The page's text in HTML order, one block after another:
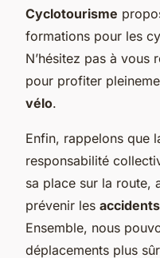
Cyclotourisme
formations pour les
N’hésitez pas à vous
pour profiter
vélo.
Enfin, rappelons que
responsabilité
sa place sur la route,
prévenir les accidents
Ensemble, nous
déplacements plus